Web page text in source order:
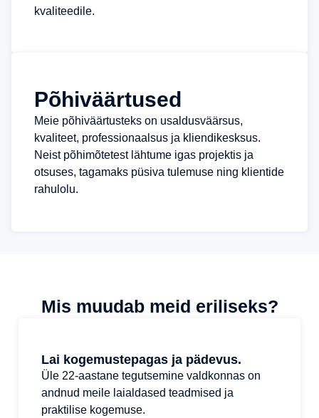
kvaliteedile.
Põhiväärtused
Meie põhiväärtusteks on usaldusväärsus,
kvaliteet, professionaalsus ja kliendikesksus.
Neist põhimõtetest lähtume igas projektis ja
otsuses, tagamaks püsiva tulemuse ning klientide
rahulolu.
Mis muudab meid eriliseks?
Lai kogemustepagas ja pädevus.
Üle 22-aastane tegutsemine valdkonnas on
andnud meile laialdased teadmised ja
praktilise kogemuse.